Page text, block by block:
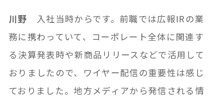
川野 入社当時からです。前職では広報IRの業
務に携わっていて、コーポレート全体に関連す
る決算発表時や新商品リリースなどで活用して
おりましたので、ワイヤー配信の重要性は感じ
ておりました。地方メディアから発信される情